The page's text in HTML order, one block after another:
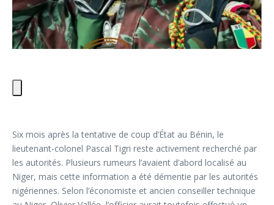
Six mois après la tentative de coup d’État au Bénin, le
lieutenant-colonel Pascal Tigri reste activement recherché par
les autorités. Plusieurs rumeurs l’avaient d’abord localisé au
Niger, mais cette information a été démentie par les autorités
nigériennes. Selon l’économiste et ancien conseiller technique